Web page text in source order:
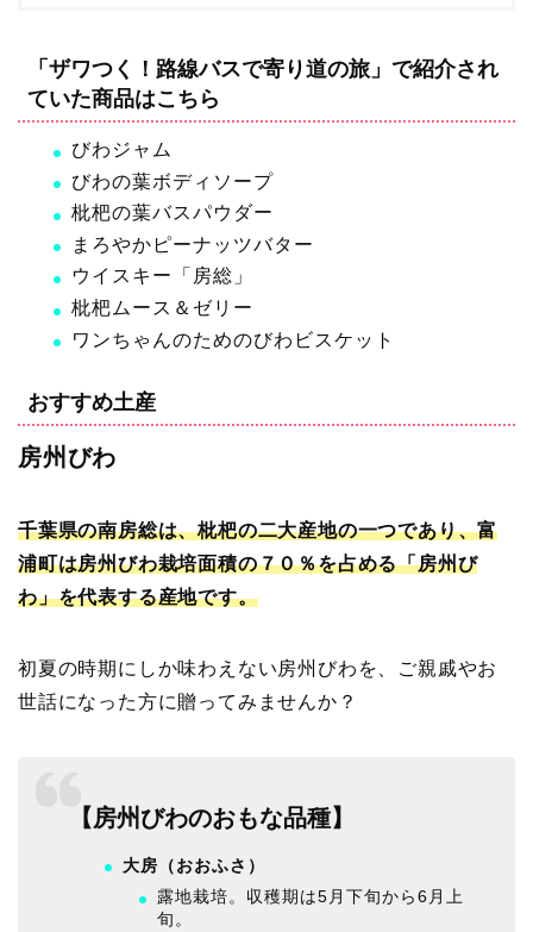
「ザワつく！路線バスで寄り道の旅」で紹介され
ていた商品はこちら
びわジャム
びわの葉ボディソープ
枇杷の葉バスパウダー
まろやかピーナッツバター
ウイスキー「房総」
枇杷ムース＆ゼリー
ワンちゃんのためのびわビスケット
おすすめ土産
房州びわ
千葉県の南房総は、枇杷の二大産地の一つであり、富
浦町は房州びわ栽培面積の７０％を占める「房州び
わ」を代表する産地です。
初夏の時期にしか味わえない房州びわを、ご親戚やお
世話になった方に贈ってみませんか？
【房州びわのおもな品種】
大房（おおふさ）
露地栽培。収穫期は5月下旬から6月上
旬。